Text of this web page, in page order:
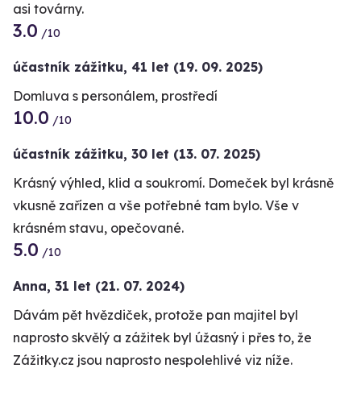
asi továrny.
3.0 /10
účastník zážitku, 41 let (19. 09. 2025)
Domluva s personálem, prostředí
10.0 /10
účastník zážitku, 30 let (13. 07. 2025)
Krásný výhled, klid a soukromí. Domeček byl krásně
vkusně zařízen a vše potřebné tam bylo. Vše v
krásném stavu, opečované.
5.0 /10
Anna, 31 let (21. 07. 2024)
Dávám pět hvězdiček, protože pan majitel byl
naprosto skvělý a zážitek byl úžasný i přes to, že
Zážitky.cz jsou naprosto nespolehlivé viz níže.